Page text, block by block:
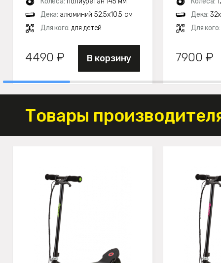
Дека: алюминий 52,5х10,5 см
Для кого: для детей
4490 ₽ В корзину
Дека:
Для кого:
7900 ₽
Товары